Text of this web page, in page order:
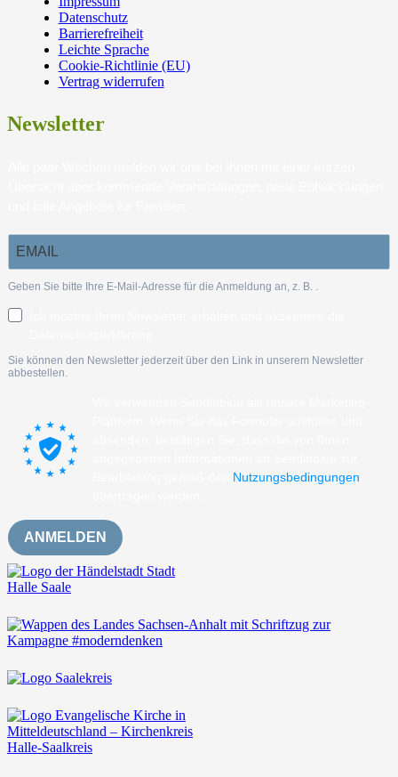
Datenschutz
Barrierefreiheit
Leichte Sprache
Cookie-Richtlinie (EU)
Vertrag widerrufen
Newsletter
Geben Sie bitte Ihre E-Mail-Adresse für die Anmeldung an, z. B.
Sie können den Newsletter jederzeit über den Link in unserem Newsletter
abbestellen.
Nutzungsbedingungen
ANMELDEN